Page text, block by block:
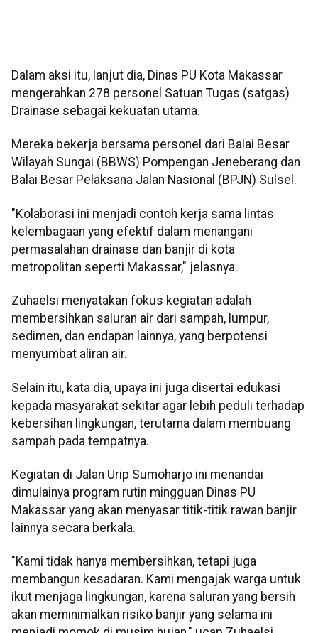
Dalam aksi itu, lanjut dia, Dinas PU Kota Makassar
mengerahkan 278 personel Satuan Tugas (satgas)
Drainase sebagai kekuatan utama.
Mereka bekerja bersama personel dari Balai Besar
Wilayah Sungai (BBWS) Pompengan Jeneberang dan
Balai Besar Pelaksana Jalan Nasional (BPJN) Sulsel.
"Kolaborasi ini menjadi contoh kerja sama lintas
kelembagaan yang efektif dalam menangani
permasalahan drainase dan banjir di kota
metropolitan seperti Makassar," jelasnya.
Zuhaelsi menyatakan fokus kegiatan adalah
membersihkan saluran air dari sampah, lumpur,
sedimen, dan endapan lainnya, yang berpotensi
menyumbat aliran air.
Selain itu, kata dia, upaya ini juga disertai edukasi
kepada masyarakat sekitar agar lebih peduli terhadap
kebersihan lingkungan, terutama dalam membuang
sampah pada tempatnya.
Kegiatan di Jalan Urip Sumoharjo ini menandai
dimulainya program rutin mingguan Dinas PU
Makassar yang akan menyasar titik-titik rawan banjir
lainnya secara berkala.
"Kami tidak hanya membersihkan, tetapi juga
membangun kesadaran. Kami mengajak warga untuk
ikut menjaga lingkungan, karena saluran yang bersih
akan meminimalkan risiko banjir yang selama ini